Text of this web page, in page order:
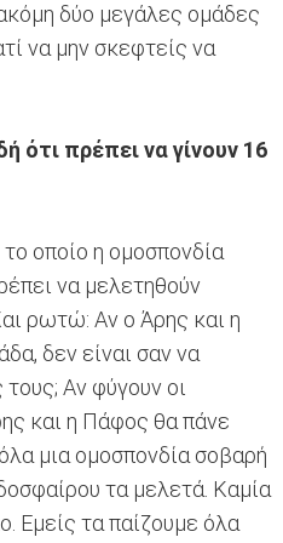
δύο μεγάλες ομάδες
να μην σκεφτείς να
ότι πρέπει να γίνουν 16
οποίο η ομοσπονδία
να μελετηθούν
ρωτώ: Αν ο Άρης και η
δεν είναι σαν να
Αν φύγουν οι
και η Πάφος θα πάνε
μια ομοσπονδία σοβαρή
τα μελετά. Καμία
Εμείς τα παίζουμε όλα